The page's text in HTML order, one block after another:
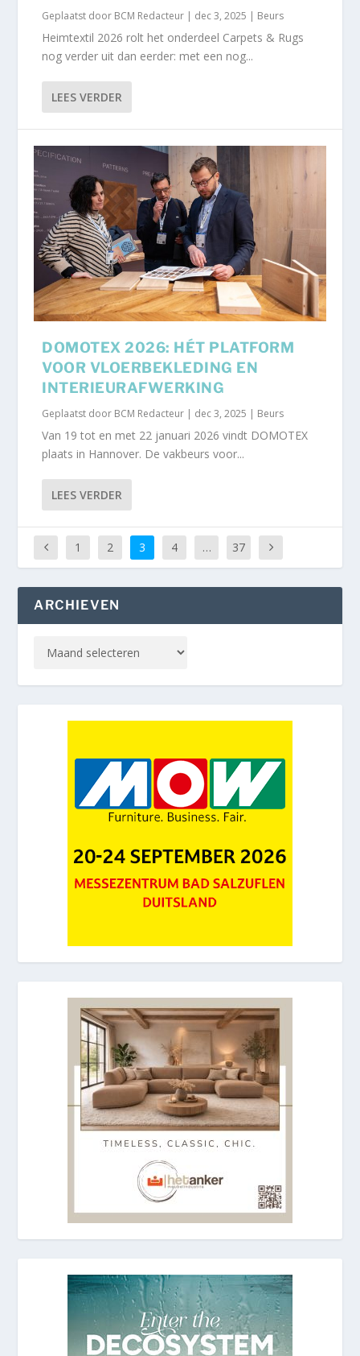
Geplaatst door BCM Redacteur | dec 3, 2025 | Beurs
Heimtextil 2026 rolt het onderdeel Carpets & Rugs
nog verder uit dan eerder: met een nog...
LEES VERDER
DOMOTEX 2026: HÉT PLATFORM
VOOR VLOERBEKLEDING EN
INTERIEURAFWERKING
Geplaatst door BCM Redacteur | dec 3, 2025 | Beurs
Van 19 tot en met 22 januari 2026 vindt DOMOTEX
plaats in Hannover. De vakbeurs voor...
LEES VERDER
1 2 3 4 … 37
ARCHIEVEN